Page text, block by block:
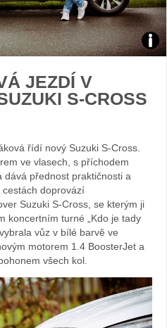
JEZDÍ V
S-CROSS
řídí nový Suzuki S-Cross.
ve vlasech, s příchodem
přednost praktičnosti a
doprovází
Suzuki S-Cross, se kterým ji
koncertním turné „Kdo je tady
vůz v bílé barvě ve
motorem 1.4 BoosterJet a
všech kol.